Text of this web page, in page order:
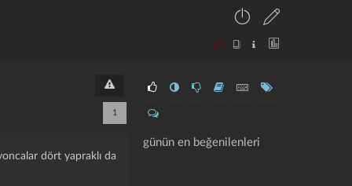
günün en beğenilenleri
1
dört yapraklı da